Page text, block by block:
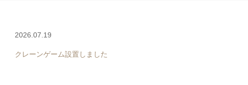
2026.07.19
クレーンゲーム設置しました